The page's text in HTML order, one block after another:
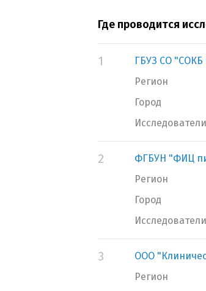
Где проводится
1
ГБУЗ СО
Регион
Город
Исследователи
2
ФГБУН "ФИЦ
Регион
Город
Исследователи
3
ООО
Регион